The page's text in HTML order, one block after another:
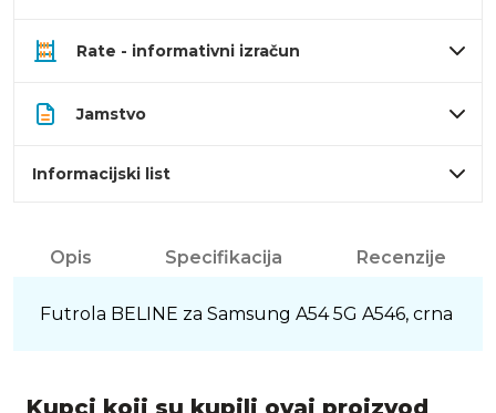
Rate - informativni izračun
Jamstvo
Informacijski list
Opis Specifikacija Recenzije
Futrola BELINE za Samsung A54 5G A546, crna